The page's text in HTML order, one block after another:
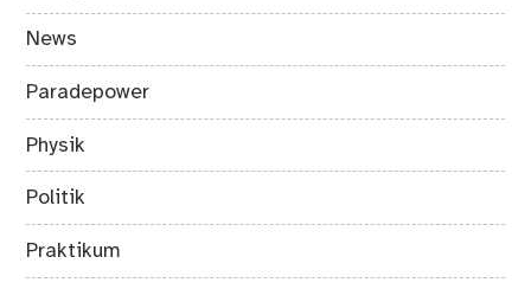
News
Paradepower
Physik
Politik
Praktikum